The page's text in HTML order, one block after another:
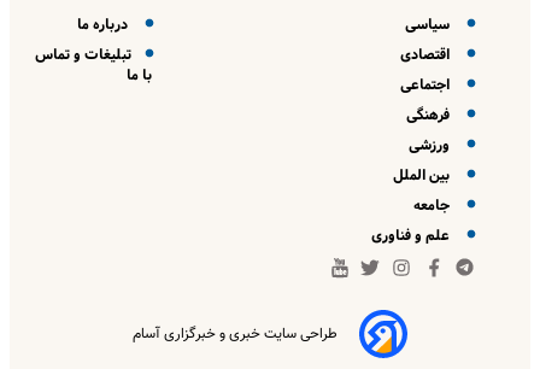
سیاسی
اقتصادی
اجتماعی
فرهنگی
ورزشی
بین الملل
جامعه
علم و فناوری
درباره ما
تبلیغات و تماس
با ما
طراحی سایت خبری و خبرگزاری آسام